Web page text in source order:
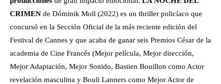
CRIMEN de Dóminik Moll (2022) es un thriller policíaco que
concursó en la Sección Oficial de la más reciente edición del
Festival de Cannes y que acaba de ganar seis Premios César de la
academia de Cine Francés (Mejor película, Mejor dirección,
Mejor Adaptación, Mejor Sonido, Bastien Bouillon como Actor
revelación masculina y Bouli Lanners como Mejor Actor de